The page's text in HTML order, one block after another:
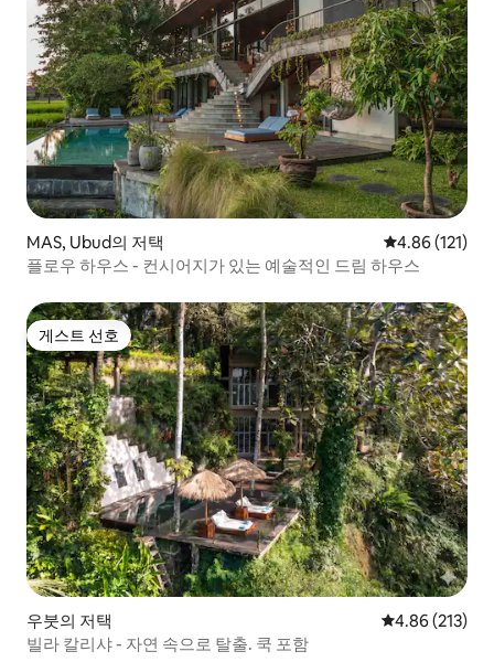
MAS, Ubud의 저택 평점 4.86점(5
4.86 (121)
플로우 하우스 - 컨시어지가 있는 예술적인 드림 하우스
게스트 선호
게스트 선호
우붓의 저택 평점 4.86점(5
4.86 (213)
빌라 칼리샤 - 자연 속으로 탈출. 쿡 포함